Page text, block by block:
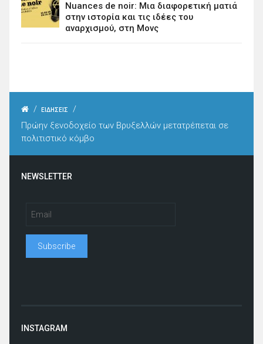
Nuances de noir: Μια διαφορετική ματιά
στην ιστορία και τις ιδέες του
αναρχισμού, στη Μονς
/ ΕΙΔΗΣΕΙΣ
/
Πρώην ξενοδοχείο των Βρυξελλών μετατρέπεται σε
πολιτιστικό κόμβο
NEWSLETTER
INSTAGRAM